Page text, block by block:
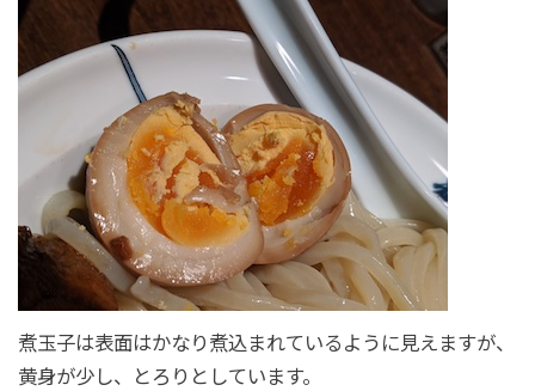
煮玉子は表面はかなり煮込まれているように見えますが、
黄身が少し、とろりとしています。